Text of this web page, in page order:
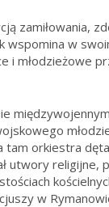
zamiłowania,
wspomina w
i młodzieżowe
tam orkiestra
utwory religijne,
w